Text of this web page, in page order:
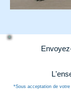
*Sous acceptation de votre